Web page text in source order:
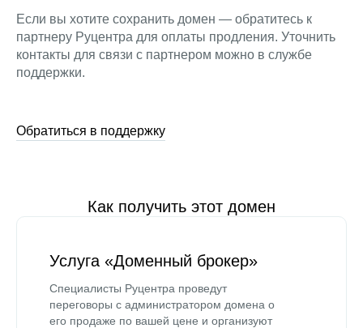
Если вы хотите сохранить домен — обратитесь к
партнеру Руцентра для оплаты продления. Уточнить
контакты для связи с партнером можно в службе
поддержки.
Обратиться в поддержку
Как получить этот домен
Услуга «Доменный брокер»
Специалисты Руцентра проведут
переговоры с администратором домена о
его продаже по вашей цене и организуют